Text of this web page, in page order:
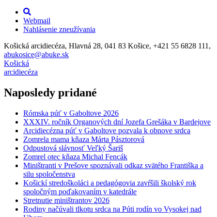
Webmail
Nahlásenie zneužívania
Košická arcidiecéza, Hlavná 28, 041 83 Košice, +421 55 6828 111,
abukosice@abuke.sk
Košická
arcidiecéza
Naposledy pridané
Rómska púť v Gaboltove 2026
XXXIV. ročník Organových dní Jozefa Grešáka v Bardejove
Arcidiecézna púť v Gaboltove pozvala k obnove srdca
Zomrela mama kňaza Márta Pásztorová
Odpustová slávnosť Veľký Šariš
Zomrel otec kňaza Michal Fencák
Miništranti v Prešove spoznávali odkaz svätého Františka a
silu spoločenstva
Košickí stredoškoláci a pedagógovia zavŕšili školský rok
spoločným poďakovaním v katedrále
Stretnutie miništrantov 2026
Rodiny načúvali tlkotu srdca na Púti rodín vo Vysokej nad